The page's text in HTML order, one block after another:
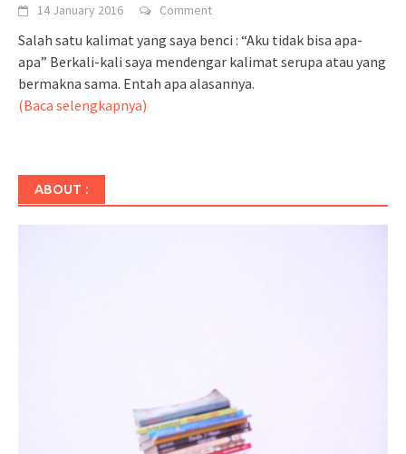
14 January 2016 Comment
Salah satu kalimat yang saya benci : “Aku tidak bisa apa-
apa” Berkali-kali saya mendengar kalimat serupa atau yang
bermakna sama. Entah apa alasannya.
(Baca selengkapnya)
ABOUT :